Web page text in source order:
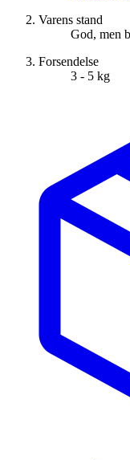
Varens stand
God, men
Forsendelse
3 - 5 kg